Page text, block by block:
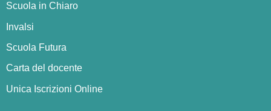
Scuola in Chiaro
Invalsi
Scuola Futura
Carta del docente
Unica Iscrizioni Online